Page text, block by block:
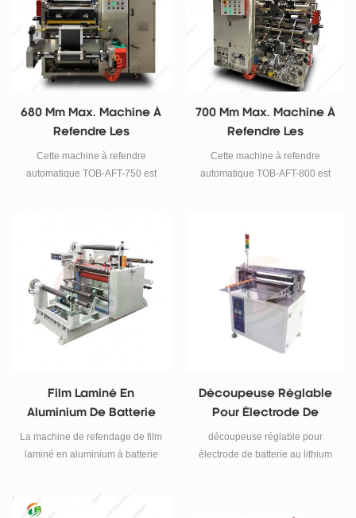
680 Mm Max. Machine À
Refendre Les
Électrodes
Automatiques De
Cette machine à refendre
automatique TOB-AFT-750 est
électrodes de batterie dans la
fabrication de batteries.
700 Mm Max. Machine À
Refendre Les
Électrodes
Automatiques De
Cette machine à refendre
automatique TOB-AFT-800 est
électrodes de batterie dans la
fabrication de batteries.
Film Laminé En
Aluminium De Batterie
Au Lithium Et Machine
De Refendage De
La machine de refendage de film
laminé en aluminium à batterie
photoélectrique, embrayage à
Découpeuse Réglable
Pour Électrode De
Batterie
découpeuse réglable pour
électrode de batterie au lithium